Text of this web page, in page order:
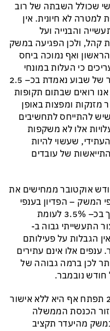
שכולל השבתה של רוב
למטרה לא חיונית. אין
והבנייה ועל
קהל, ולכן הפגיעה במשק
הראשון ואף נמוכה ביחס
כי העלות במונחי
של שבוע נאמדת בכ
– 2.5
רואים שבתום תקופות
מזנקות ומפצות באופן
להתייחס לתחשיבים
אלו לא משקפות
שעשוי להיות
של עובדים
אוקטובר ממחישים את
המשק –הפדיון בענפי
בכ
– 3.5% לעומת
התעשייתי גבוה ב-
הגבלות על פעילותם
. ענפים אלו אינם עתירים
לכן ברמה גבוהה של
הכנסת הממשלה
מהיעדר תקציב